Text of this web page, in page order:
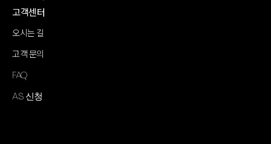
고객센터
오시는 길
고객 문의
FAQ
AS 신청